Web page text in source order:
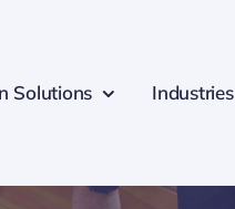
Solutions Industries